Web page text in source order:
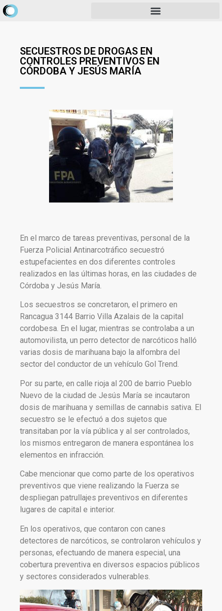
SECUESTROS DE DROGAS EN
CONTROLES PREVENTIVOS EN
CÓRDOBA Y JESÚS MARÍA
En el marco de tareas preventivas, personal de la
Fuerza Policial Antinarcotráfico secuestró
estupefacientes en dos diferentes controles
realizados en las últimas horas, en las ciudades de
Córdoba y Jesús María.
Los secuestros se concretaron, el primero en
Rancagua 3144 Barrio Villa Azalais de la capital
cordobesa. En el lugar, mientras se controlaba a un
automovilista, un perro detector de narcóticos halló
varias dosis de marihuana bajo la alfombra del
sector del conductor de un vehículo Gol Trend.
Por su parte, en calle rioja al 200 de barrio Pueblo
Nuevo de la ciudad de Jesús María se incautaron
dosis de marihuana y semillas de cannabis sativa. El
secuestro se le efectuó a dos sujetos que
transitaban por la vía pública y al ser controlados,
los mismos entregaron de manera espontánea los
elementos en infracción.
Cabe mencionar que como parte de los operativos
preventivos que viene realizando la Fuerza se
despliegan patrullajes preventivos en diferentes
lugares de capital e interior.
En los operativos, que contaron con canes
detectores de narcóticos, se controlaron vehículos y
personas, efectuando de manera especial, una
cobertura preventiva en diversos espacios públicos
y sectores considerados vulnerables.